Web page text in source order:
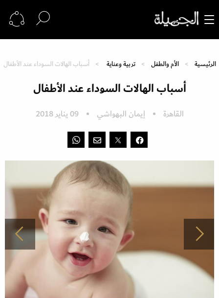
الرئيسية الأم والطفل تربية وعناية أسباب الهالات السوداء عند الأطفال
أسباب الهالات السوداء عند الأطفال
القاهرة إيمان البهواشي 09 يناير 2018